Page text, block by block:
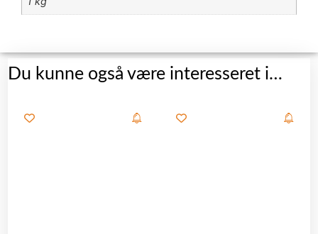
Du kunne også være interesseret i…